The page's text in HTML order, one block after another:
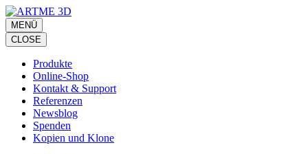
Zum
Inhalt
springen
(Eingabetaste
drücken)
MENÜ
CLOSE
Produkte
Online-Shop
Kontakt & Support
Referenzen
Newsblog
Spenden
Kopien und Klone